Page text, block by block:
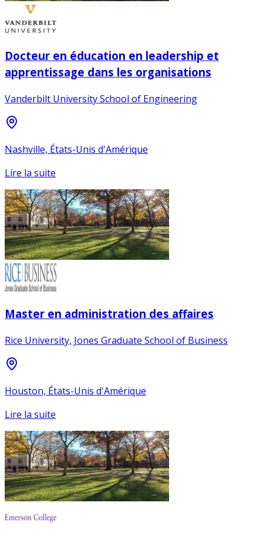
Docteur en éducation en leadership et
apprentissage dans les organisations
Vanderbilt University School of Engineering
Nashville, États-Unis d'Amérique
Lire la suite
Master en administration des affaires
Rice University, Jones Graduate School of Business
Houston, États-Unis d'Amérique
Lire la suite